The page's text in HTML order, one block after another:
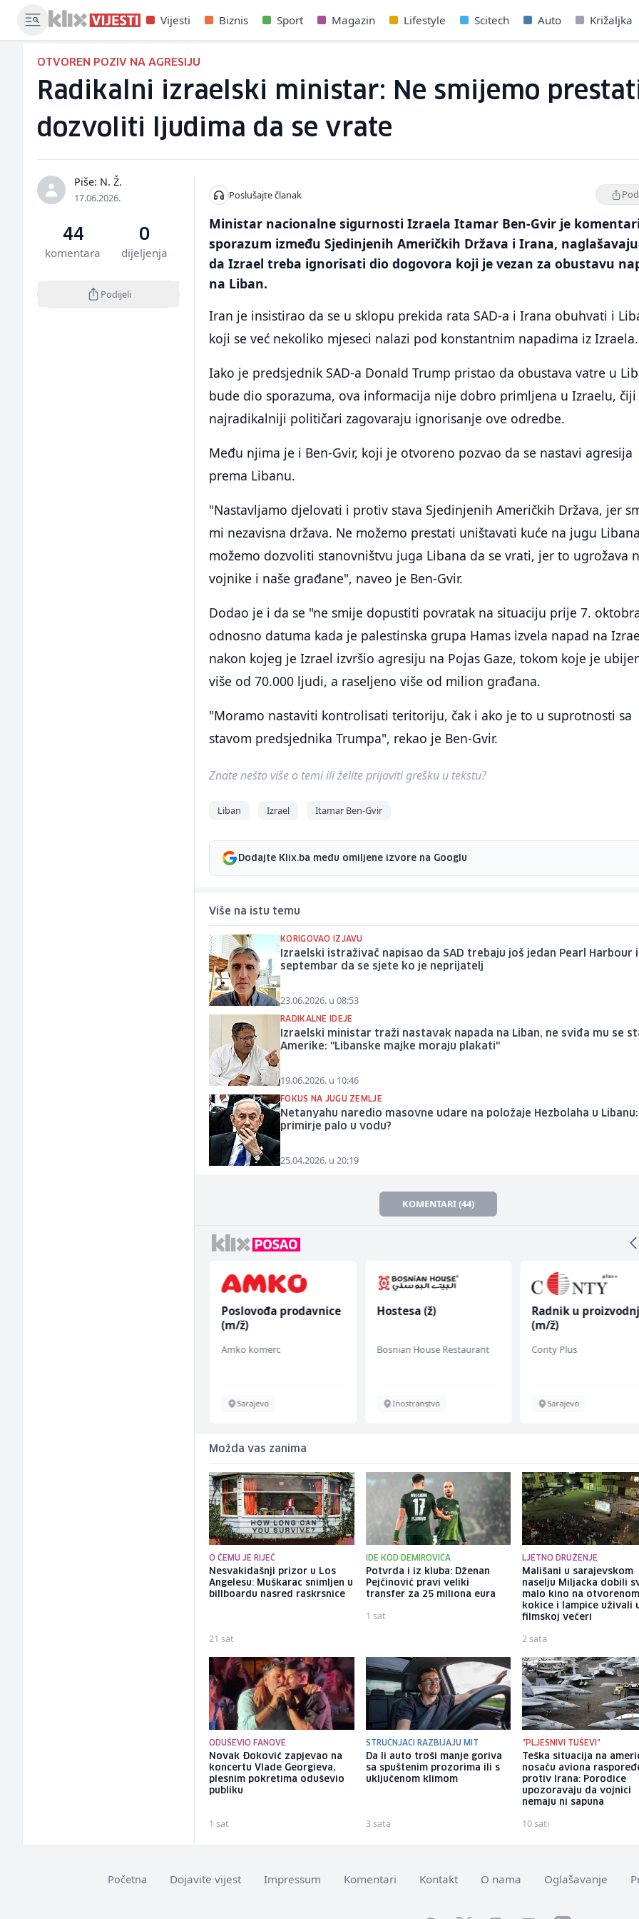
Vijesti Biznis Sport Magazin Lifestyle Scitech Auto Križaljka
OTVOREN POZIV NA AGRESIJU
Radikalni izraelski ministar: Ne smijemo
dozvoliti ljudima da se vrate
Piše: N. Ž.
17.06.2026.
44
komentara
0
dijeljenja
Podijeli
Poslušajte članak
Ministar nacionalne sigurnosti Izraela Itamar Ben-Gvir je
sporazum između Sjedinjenih Američkih Država i Irana,
da Izrael treba ignorisati dio dogovora koji je vezan za obustavu
na Liban.
Iran je insistirao da se u sklopu prekida rata SAD-a i Irana obuhvati i
koji se već nekoliko mjeseci nalazi pod konstantnim napadima iz Izraela.
Iako je predsjednik SAD-a Donald Trump pristao da obustava vatre u
bude dio sporazuma, ova informacija nije dobro primljena u Izraelu, čiji
najradikalniji političari zagovaraju ignorisanje ove odredbe.
Među njima je i Ben-Gvir, koji je otvoreno pozvao da se nastavi agresija
prema Libanu.
"Nastavljamo djelovati i protiv stava Sjedinjenih Američkih Država, jer
mi nezavisna država. Ne možemo prestati uništavati kuće na jugu
možemo dozvoliti stanovništvu juga Libana da se vrati, jer to ugrožava
vojnike i naše građane", naveo je Ben-Gvir.
Dodao je i da se "ne smije dopustiti povratak na situaciju prije 7.
odnosno datuma kada je palestinska grupa Hamas izvela napad na
nakon kojeg je Izrael izvršio agresiju na Pojas Gaze, tokom koje je
više od 70.000 ljudi, a raseljeno više od milion građana.
"Moramo nastaviti kontrolisati teritoriju, čak i ako je to u suprotnosti sa
stavom predsjednika Trumpa", rekao je Ben-Gvir.
Znate nešto više o temi ili želite prijaviti grešku u tekstu?
Liban Izrael Itamar Ben-Gvir
Dodajte Klix.ba među omiljene izvore na Googlu
Više na istu temu
KORIGOVAO IZJAVU
Izraelski istraživač napisao da SAD trebaju još jedan Pearl Harbour
septembar da se sjete ko je neprijatelj
23.06.2026. u 08:53
RADIKALNE IDEJE
Izraelski ministar traži nastavak napada na Liban, ne sviđa mu se
Amerike: "Libanske majke moraju plakati"
19.06.2026. u 10:46
FOKUS NA JUGU ZEMLJE
Netanyahu naredio masovne udare na položaje Hezbolaha u Libanu:
primirje palo u vodu?
25.04.2026. u 20:19
KOMENTARI (44)
Poslovođa prodavnice
(m/ž)
Amko komerc
Sarajevo
Hostesa (ž)
Bosnian House Restaurant
Inostranstvo
Radnik u
(m/ž)
Conty Plus
Sarajevo
Možda vas zanima
O ČEMU JE RIJEČ
Nesvakidašnji prizor u Los
Angelesu: Muškarac snimljen u
billboardu nasred raskrsnice
21 sat
IDE KOD DEMIROVIĆA
Potvrda i iz kluba: Dženan
Pejčinović pravi veliki
transfer za 25 miliona eura
1 sat
LJETNO DRUŽENJE
Mališani u sarajevskom
naselju Miljacka dobili
malo kino na
kokice i lampice uživali
filmskoj večeri
2 sata
ODUŠEVIO FANOVE
Novak Đoković zapjevao na
koncertu Vlade Georgieva,
plesnim pokretima oduševio
publiku
1 sat
STRUČNJACI RAZBIJAJU MIT
Da li auto troši manje goriva
sa spuštenim prozorima ili s
uključenom klimom
3 sata
"PLJESNIVI TUŠEVI"
Teška situacija na
nosaču aviona
protiv Irana: Porodice
upozoravaju da vojnici
nemaju ni sapuna
10 sati
Početna Dojavite vijest Impressum Komentari Kontakt O nama Oglašavanje